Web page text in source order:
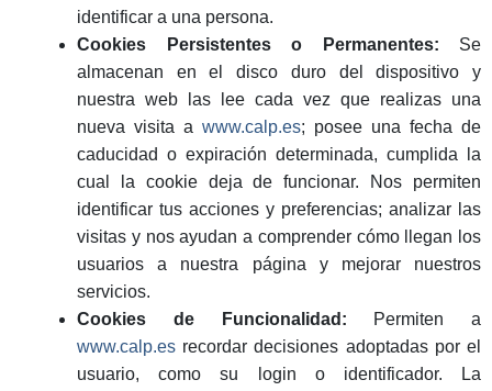
identificar a una persona.
Cookies Persistentes o Permanentes: Se
almacenan en el disco duro del dispositivo y
nuestra web las lee cada vez que realizas una
nueva visita a www.calp.es; posee una fecha de
caducidad o expiración determinada, cumplida la
cual la cookie deja de funcionar. Nos permiten
identificar tus acciones y preferencias; analizar las
visitas y nos ayudan a comprender cómo llegan los
usuarios a nuestra página y mejorar nuestros
servicios.
Cookies de Funcionalidad: Permiten a
www.calp.es recordar decisiones adoptadas por el
usuario, como su login o identificador. La